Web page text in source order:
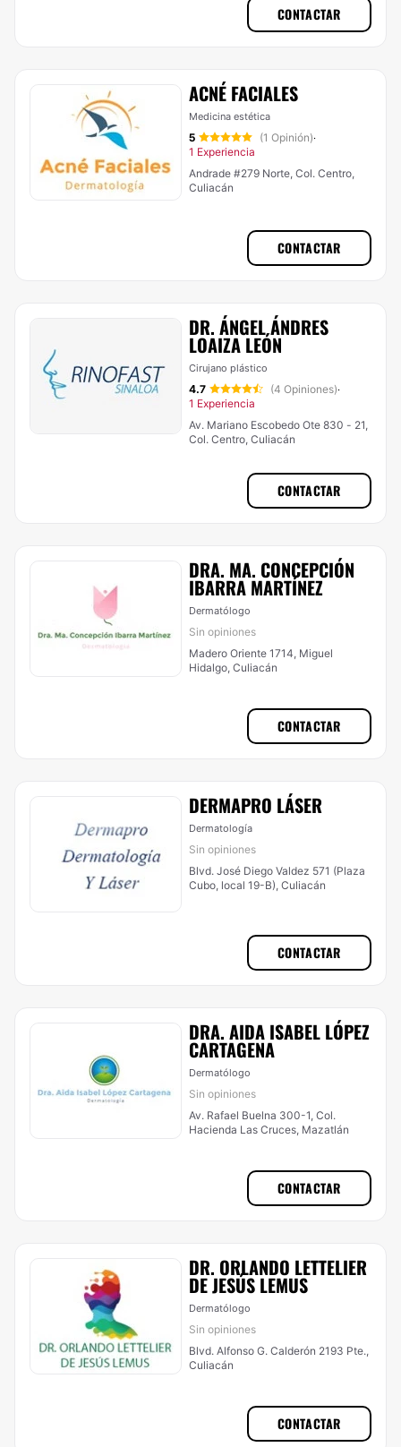
CONTACTAR
ACNÉ FACIALES
Medicina estética
5 (1 Opinión)·
1 Experiencia
Andrade #279 Norte, Col. Centro,
Culiacán
CONTACTAR
DR. ÁNGEL ÁNDRES
LOAIZA LEÓN
Cirujano plástico
4.7 (4 Opiniones)·
1 Experiencia
Av. Mariano Escobedo Ote 830 - 21,
Col. Centro, Culiacán
CONTACTAR
DRA. MA. CONCEPCIÓN
IBARRA MARTÍNEZ
Dermatólogo
Sin opiniones
Madero Oriente 1714, Miguel
Hidalgo, Culiacán
CONTACTAR
DERMAPRO LÁSER
Dermatología
Sin opiniones
Blvd. José Diego Valdez 571 (Plaza
Cubo, local 19-B), Culiacán
CONTACTAR
DRA. AIDA ISABEL LÓPEZ
CARTAGENA
Dermatólogo
Sin opiniones
Av. Rafael Buelna 300-1, Col.
Hacienda Las Cruces, Mazatlán
CONTACTAR
DR. ORLANDO LETTELIER
DE JESÚS LEMUS
Dermatólogo
Sin opiniones
Blvd. Alfonso G. Calderón 2193 Pte.,
Culiacán
CONTACTAR